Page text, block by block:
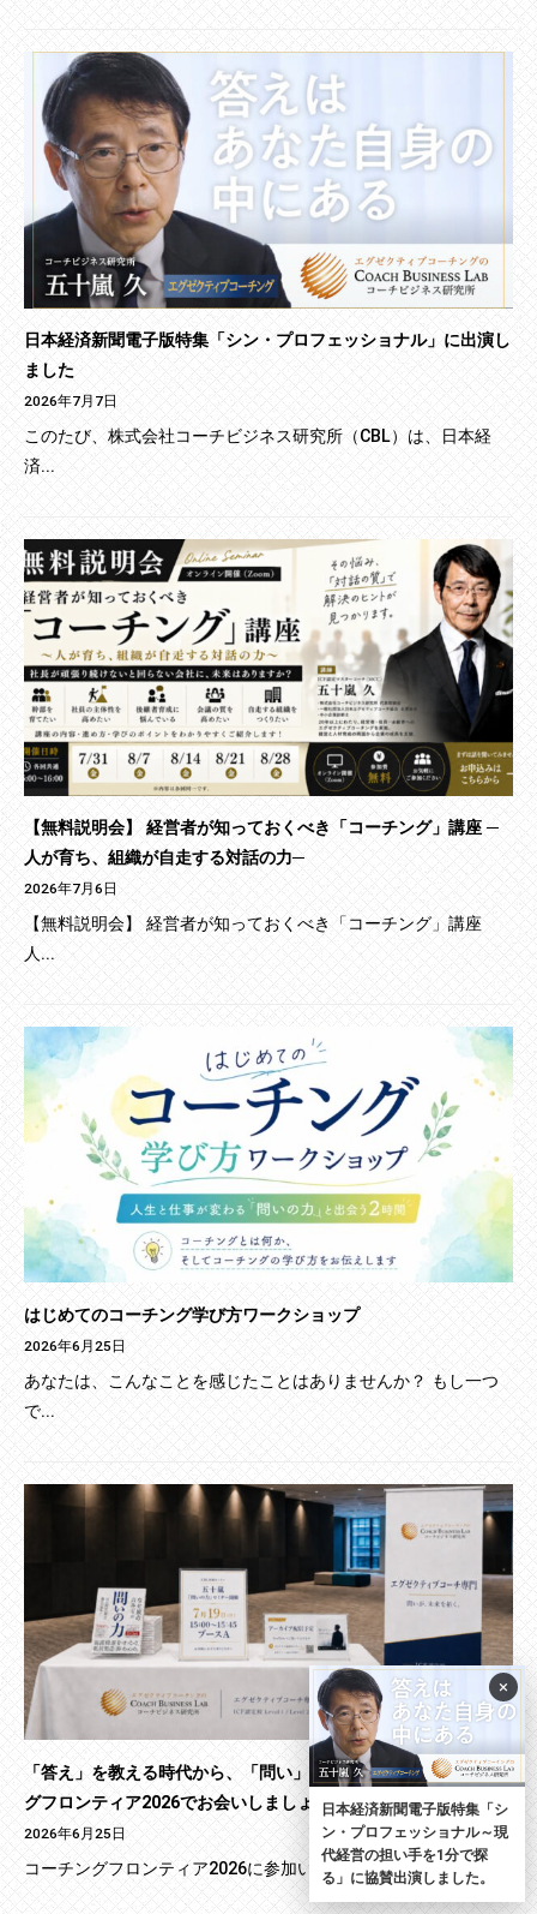
日本経済新聞電子版特集「シン・プロフェッショナル」に出演し
ました
2026年7月7日
このたび、株式会社コーチビジネス研究所（CBL）は、日本経
済...
【無料説明会】 経営者が知っておくべき「コーチング」講座 ─
人が育ち、組織が自走する対話の力─
2026年7月6日
【無料説明会】 経営者が知っておくべき「コーチング」講座
人...
はじめてのコーチング学び方ワークショップ
2026年6月25日
あなたは、こんなことを感じたことはありませんか？ もし一つ
で...
「答え」を教える時代から、「問い」を育てる時代へ ─コーチン
グフロンティア2026でお会いしましょう─
2026年6月25日
コーチングフロンティア2026に参加いたします 2026年7...
×
日本経済新聞電子版特集「シ
ン・プロフェッショナル～現
代経営の担い手を1分で探
る」に協賛出演しました。